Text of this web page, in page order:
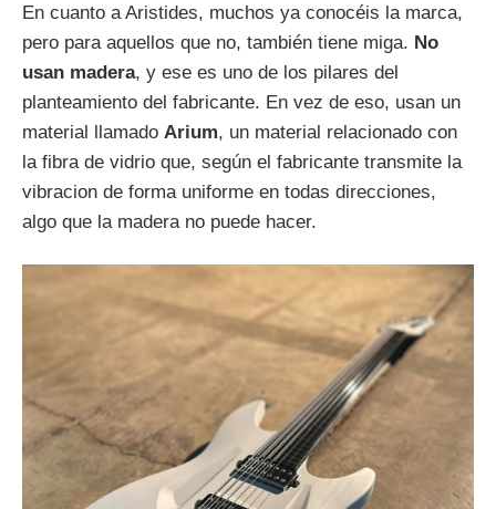
En cuanto a Aristides, muchos ya conocéis la marca,
pero para aquellos que no, también tiene miga. No
usan madera, y ese es uno de los pilares del
planteamiento del fabricante. En vez de eso, usan un
material llamado Arium, un material relacionado con
la fibra de vidrio que, según el fabricante transmite la
vibracion de forma uniforme en todas direcciones,
algo que la madera no puede hacer.